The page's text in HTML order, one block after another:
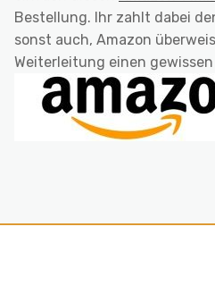
Bestellung. Ihr zahlt dabei
sonst auch, Amazon
Weiterleitung einen